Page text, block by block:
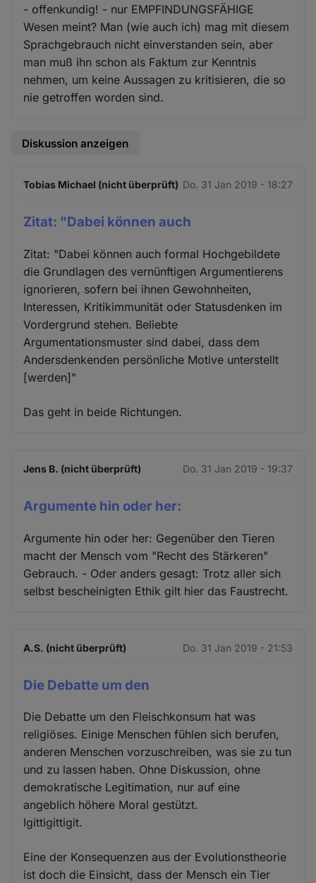
- offenkundig! - nur EMPFINDUNGSFÄHIGE
Wesen meint? Man (wie auch ich) mag mit diesem
Sprachgebrauch nicht einverstanden sein, aber
man muß ihn schon als Faktum zur Kenntnis
nehmen, um keine Aussagen zu kritisieren, die so
nie getroffen worden sind.
Diskussion anzeigen
Tobias Michael (nicht überprüft) Do. 31 Jan 2019 - 18:27
Zitat: "Dabei können auch
Zitat: "Dabei können auch formal Hochgebildete
die Grundlagen des vernünftigen Argumentierens
ignorieren, sofern bei ihnen Gewohnheiten,
Interessen, Kritikimmunität oder Statusdenken im
Vordergrund stehen. Beliebte
Argumentationsmuster sind dabei, dass dem
Andersdenkenden persönliche Motive unterstellt
[werden]"
Das geht in beide Richtungen.
Jens B. (nicht überprüft) Do. 31 Jan 2019 - 19:37
Argumente hin oder her:
Argumente hin oder her: Gegenüber den Tieren
macht der Mensch vom "Recht des Stärkeren"
Gebrauch. - Oder anders gesagt: Trotz aller sich
selbst bescheinigten Ethik gilt hier das Faustrecht.
A.S. (nicht überprüft) Do. 31 Jan 2019 - 21:53
Die Debatte um den
Die Debatte um den Fleischkonsum hat was
religiöses. Einige Menschen fühlen sich berufen,
anderen Menschen vorzuschreiben, was sie zu tun
und zu lassen haben. Ohne Diskussion, ohne
demokratische Legitimation, nur auf eine
angeblich höhere Moral gestützt.
Igittigittigit.
Eine der Konsequenzen aus der Evolutionstheorie
ist doch die Einsicht, dass der Mensch ein Tier